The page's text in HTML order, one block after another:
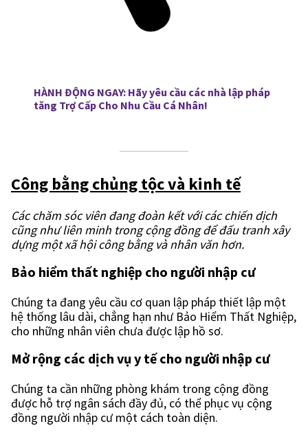
HÀNH ĐỘNG NGAY: Hãy yêu cầu các nhà lập pháp
tăng Trợ Cấp Cho Nhu Cầu Cá Nhân!
Công bằng chủng tộc và kinh tế
Các chăm sóc viên đang đoàn kết với các chiến dịch
cũng như liên minh trong cộng đồng để đấu tranh xây
dựng một xã hội công bằng và nhân văn hơn.
Bảo hiểm thất nghiệp cho người nhập cư
Chúng ta đang yêu cầu cơ quan lập pháp thiết lập một
hệ thống lâu dài, chẳng hạn như Bảo Hiểm Thất Nghiệp,
cho những nhân viên chưa được lập hồ sơ.
Mở rộng các dịch vụ y tế cho người nhập cư
Chúng ta cần những phòng khám trong cộng đồng
được hỗ trợ ngân sách đầy đủ, có thể phục vụ cộng
đồng người nhập cư một cách toàn diện.